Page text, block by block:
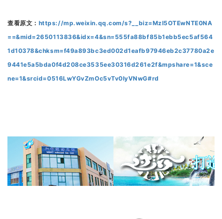
查看原文： https://mp.weixin.qq.com/s?__biz=MzI5OTEwNTE0NA
==&mid=2650113836&idx=4&sn=555fa88bf85b1ebb5ec5af564
1d10378&chksm=f49a893bc3ed002d1eafb97946eb2c37780a2e
9441e5a5bda0f4d208ce3535ee30316d261e2f&mpshare=1&sce
ne=1&srcid=0516LwYGvZmOc5vTv0lyVNwG#rd